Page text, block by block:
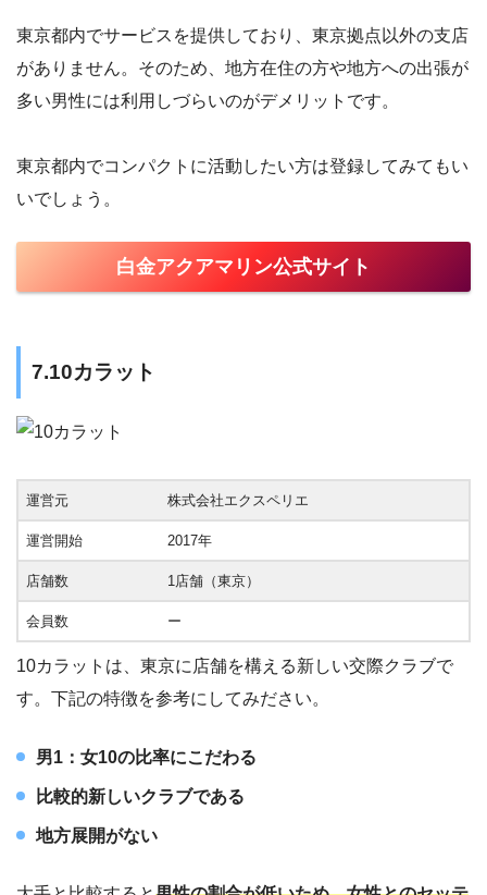
東京都内でサービスを提供しており、東京拠点以外の支店
がありません。そのため、地方在住の方や地方への出張が
多い男性には利用しづらいのがデメリットです。
東京都内でコンパクトに活動したい方は登録してみてもい
いでしょう。
白金アクアマリン公式サイト
7.10カラット
運営元 株式会社エクスペリエ
運営開始 2017年
店舗数 1店舗（東京）
会員数 ー
10カラットは、東京に店舗を構える新しい交際クラブで
す。下記の特徴を参考にしてみださい。
男1：女10の比率にこだわる
比較的新しいクラブである
地方展開がない